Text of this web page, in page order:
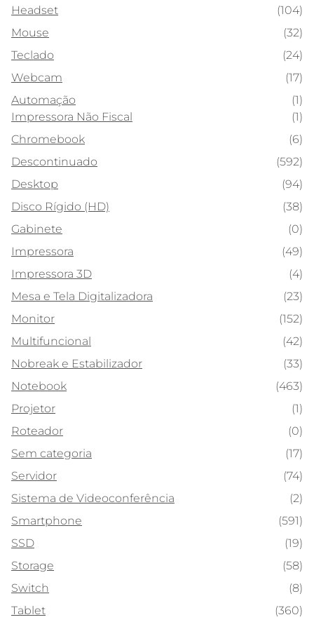
Headset
(104)
Mouse
(32)
Teclado
(24)
Webcam
(17)
Automação
(1)
Impressora Não Fiscal
(1)
Chromebook
(6)
Descontinuado
(592)
Desktop
(94)
Disco Rígido (HD)
(38)
Gabinete
(0)
Impressora
(49)
Impressora 3D
(4)
Mesa e Tela Digitalizadora
(23)
Monitor
(152)
Multifuncional
(42)
Nobreak e Estabilizador
(33)
Notebook
(463)
Projetor
(1)
Roteador
(0)
Sem categoria
(17)
Servidor
(74)
Sistema de Videoconferência
(2)
Smartphone
(591)
SSD
(19)
Storage
(58)
Switch
(8)
Tablet
(360)